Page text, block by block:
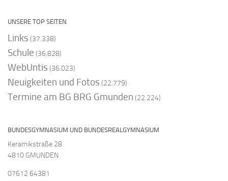
UNSERE TOP SEITEN
Links (37.338)
Schule (36.828)
WebUntis (36.023)
Neuigkeiten und Fotos (22.779)
Termine am BG BRG Gmunden (22.224)
BUNDESGYMNASIUM UND BUNDESREALGYMNASIUM
Keramikstraße 28
4810 GMUNDEN
07612 64381